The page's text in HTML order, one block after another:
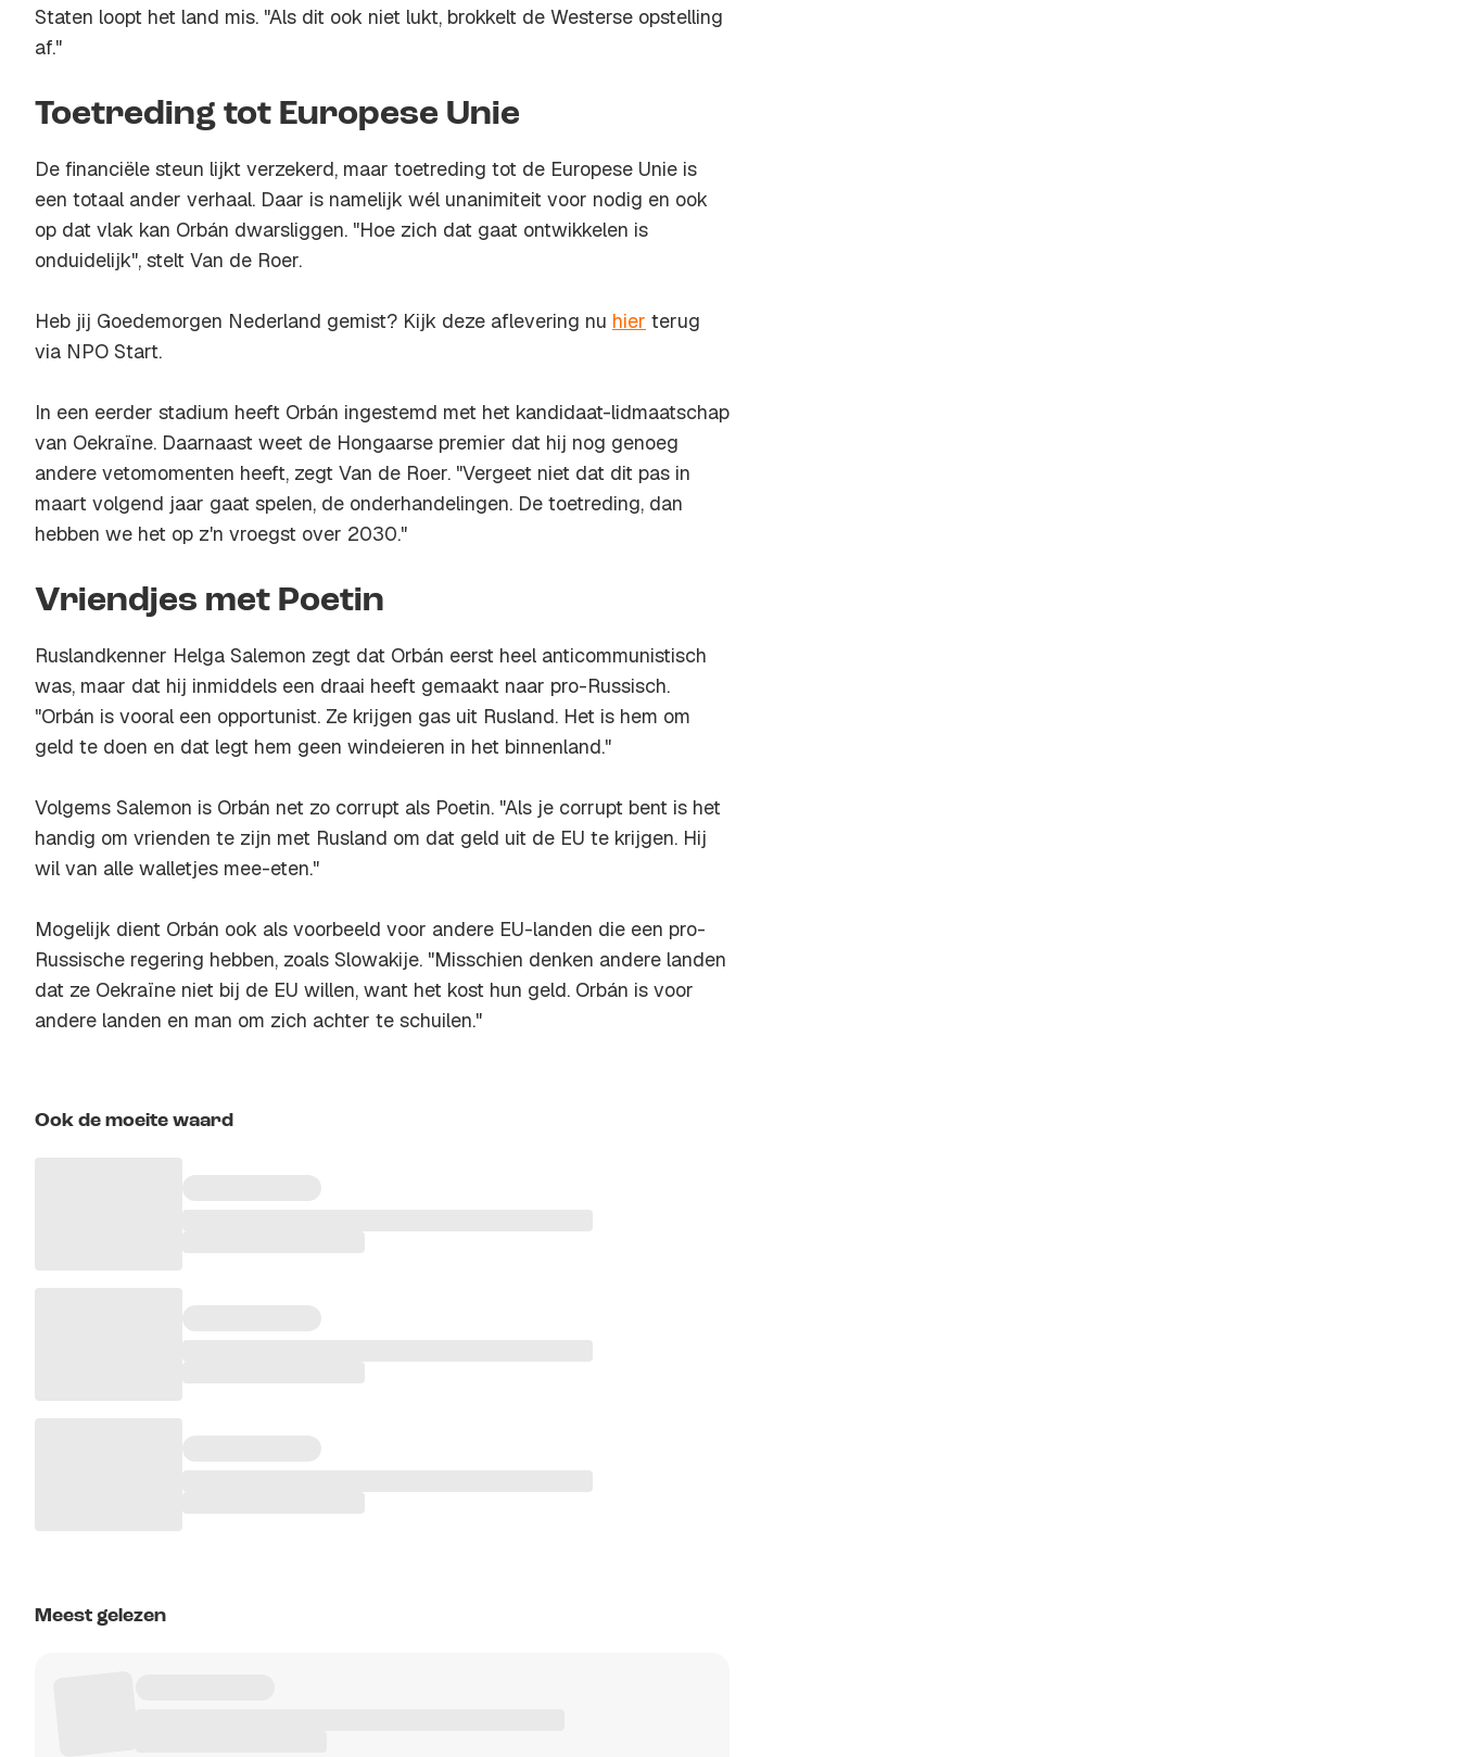
Staten loopt het land mis. "Als dit ook niet lukt, brokkelt de Westerse opstelling
af."
Toetreding tot Europese Unie
De financiële steun lijkt verzekerd, maar toetreding tot de Europese Unie is
een totaal ander verhaal. Daar is namelijk wél unanimiteit voor nodig en ook
op dat vlak kan Orbán dwarsliggen. "Hoe zich dat gaat ontwikkelen is
onduidelijk", stelt Van de Roer.
Heb jij Goedemorgen Nederland gemist? Kijk deze aflevering nu hier terug
via NPO Start.
In een eerder stadium heeft Orbán ingestemd met het kandidaat-lidmaatschap
van Oekraïne. Daarnaast weet de Hongaarse premier dat hij nog genoeg
andere vetomomenten heeft, zegt Van de Roer. "Vergeet niet dat dit pas in
maart volgend jaar gaat spelen, de onderhandelingen. De toetreding, dan
hebben we het op z'n vroegst over 2030."
Vriendjes met Poetin
Ruslandkenner Helga Salemon zegt dat Orbán eerst heel anticommunistisch
was, maar dat hij inmiddels een draai heeft gemaakt naar pro-Russisch.
"Orbán is vooral een opportunist. Ze krijgen gas uit Rusland. Het is hem om
geld te doen en dat legt hem geen windeieren in het binnenland."
Volgems Salemon is Orbán net zo corrupt als Poetin. "Als je corrupt bent is het
handig om vrienden te zijn met Rusland om dat geld uit de EU te krijgen. Hij
wil van alle walletjes mee-eten."
Mogelijk dient Orbán ook als voorbeeld voor andere EU-landen die een pro-
Russische regering hebben, zoals Slowakije. "Misschien denken andere landen
dat ze Oekraïne niet bij de EU willen, want het kost hun geld. Orbán is voor
andere landen en man om zich achter te schuilen."
Ook de moeite waard
Meest gelezen